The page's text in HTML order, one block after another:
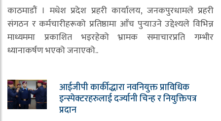
काठमाडौं । मधेश प्रदेश प्रहरी कार्यालय, जनकपुरधामले प्रहरी
संगठन र कर्मचारीहरूको प्रतिष्ठामा आँच पुर्‍याउने उद्देश्यले विभिन्न
माध्यममा प्रकाशित भइरहेको भ्रामक समाचारप्रति गम्भीर
ध्यानाकर्षण भएको जनाएको..
आईजीपी कार्कीद्धारा नवनियुक्त प्राविधिक
इन्स्पेक्टरहरुलाई दर्ज्यानी चिन्ह र नियुक्तिपत्र
प्रदान